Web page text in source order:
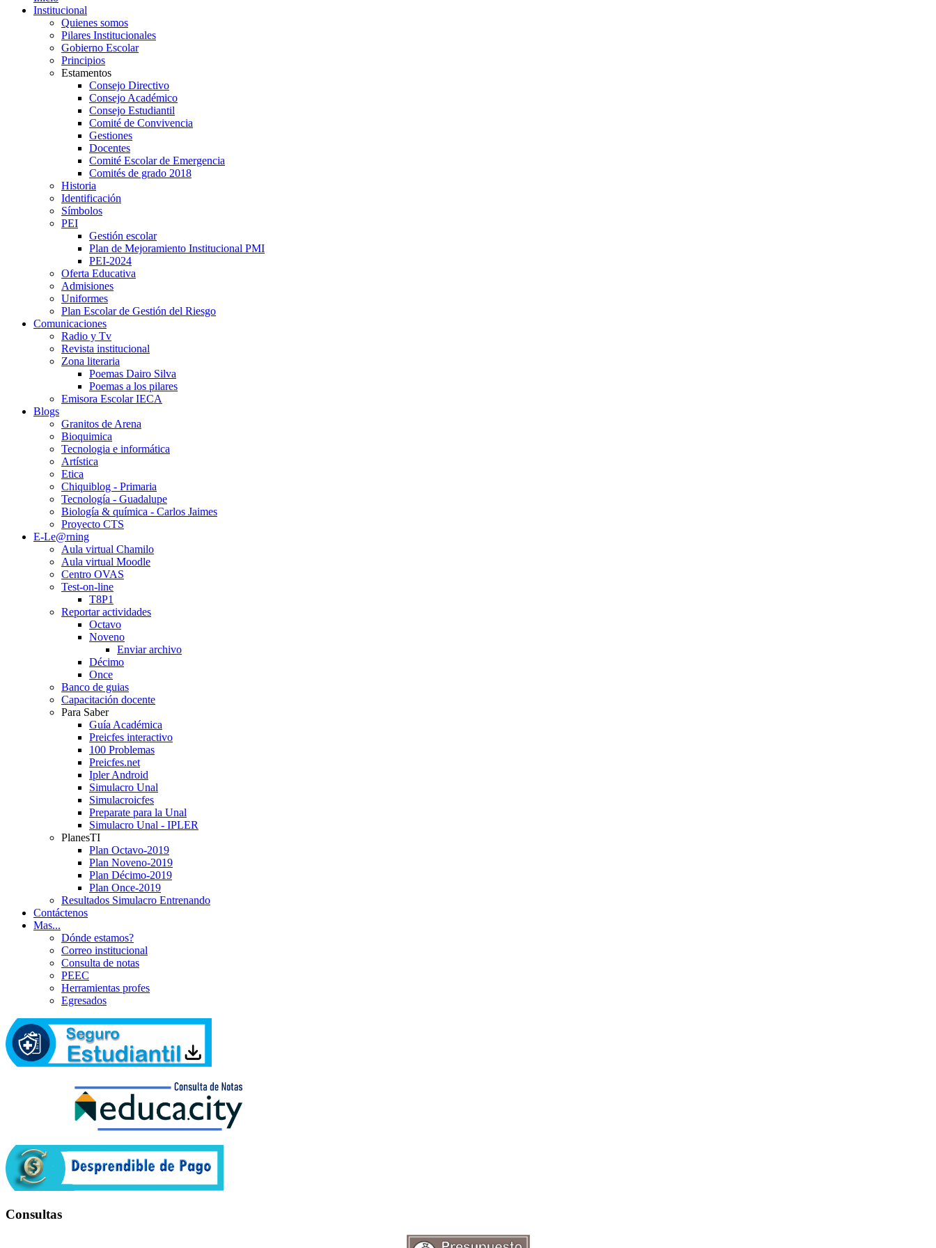
Institucional
Quienes somos
Pilares Institucionales
Gobierno Escolar
Principios
Estamentos
Consejo Directivo
Consejo Académico
Consejo Estudiantil
Comité de Convivencia
Gestiones
Docentes
Comité Escolar de Emergencia
Comités de grado 2018
Historia
Identificación
Símbolos
PEI
Gestión escolar
Plan de Mejoramiento Institucional PMI
PEI-2024
Oferta Educativa
Admisiones
Uniformes
Plan Escolar de Gestión del Riesgo
Comunicaciones
Radio y Tv
Revista institucional
Zona literaria
Poemas Dairo Silva
Poemas a los pilares
Emisora Escolar IECA
Blogs
Granitos de Arena
Bioquimica
Tecnologia e informática
Artística
Etica
Chiquiblog - Primaria
Tecnología - Guadalupe
Biología & química - Carlos Jaimes
Proyecto CTS
E-Le@rning
Aula virtual Chamilo
Aula virtual Moodle
Centro OVAS
Test-on-line
T8P1
Reportar actividades
Octavo
Noveno
Enviar archivo
Décimo
Once
Banco de guias
Capacitación docente
Para Saber
Guía Académica
Preicfes interactivo
100 Problemas
Preicfes.net
Ipler Android
Simulacro Unal
Simulacroicfes
Preparate para la Unal
Simulacro Unal - IPLER
PlanesTI
Plan Octavo-2019
Plan Noveno-2019
Plan Décimo-2019
Plan Once-2019
Resultados Simulacro Entrenando
Contáctenos
Mas...
Dónde estamos?
Correo institucional
Consulta de notas
PEEC
Herramientas profes
Egresados
Consultas